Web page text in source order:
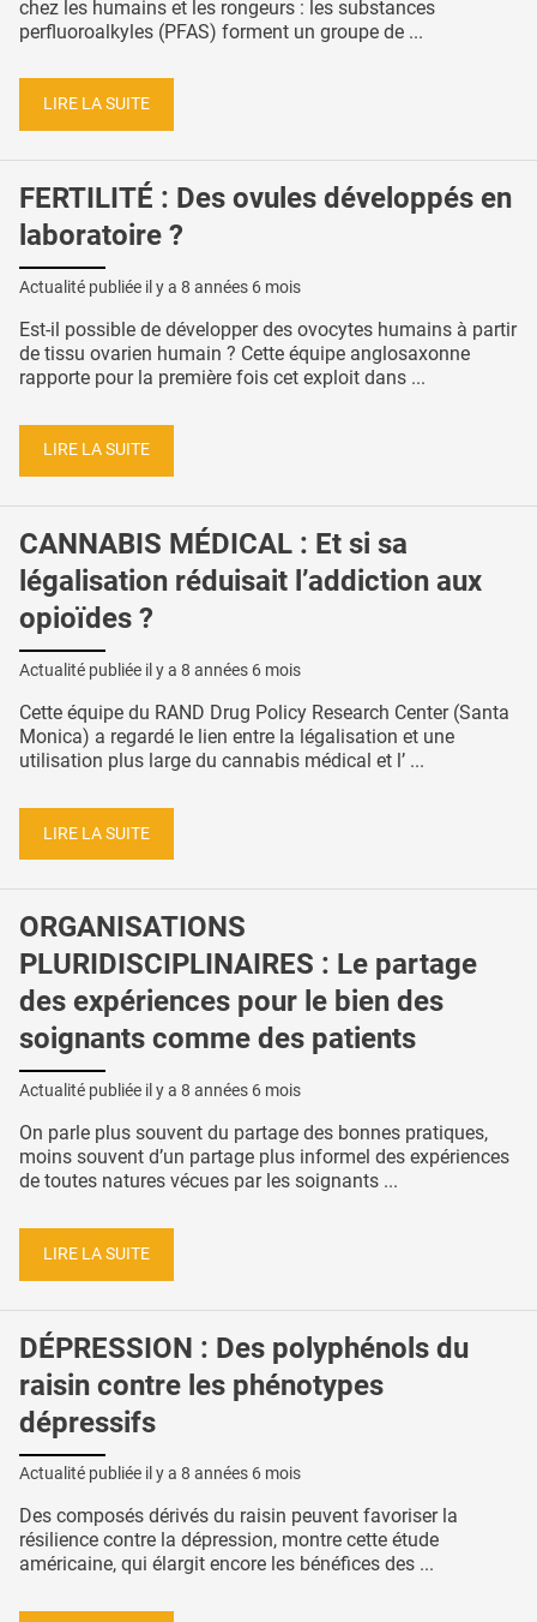
chez les humains et les rongeurs : les substances
perfluoroalkyles (PFAS) forment un groupe de ...
LIRE LA SUITE
FERTILITÉ : Des ovules développés en
laboratoire ?
Actualité publiée il y a 8 années 6 mois
Est-il possible de développer des ovocytes humains à partir
de tissu ovarien humain ? Cette équipe anglosaxonne
rapporte pour la première fois cet exploit dans ...
LIRE LA SUITE
CANNABIS MÉDICAL : Et si sa
légalisation réduisait l’addiction aux
opioïdes ?
Actualité publiée il y a 8 années 6 mois
Cette équipe du RAND Drug Policy Research Center (Santa
Monica) a regardé le lien entre la légalisation et une
utilisation plus large du cannabis médical et l’ ...
LIRE LA SUITE
ORGANISATIONS
PLURIDISCIPLINAIRES : Le partage
des expériences pour le bien des
soignants comme des patients
Actualité publiée il y a 8 années 6 mois
On parle plus souvent du partage des bonnes pratiques,
moins souvent d’un partage plus informel des expériences
de toutes natures vécues par les soignants ...
LIRE LA SUITE
DÉPRESSION : Des polyphénols du
raisin contre les phénotypes
dépressifs
Actualité publiée il y a 8 années 6 mois
Des composés dérivés du raisin peuvent favoriser la
résilience contre la dépression, montre cette étude
américaine, qui élargit encore les bénéfices des ...